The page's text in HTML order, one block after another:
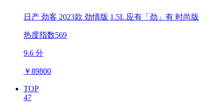
日产 劲客 2023款 劲情版 1.5L 应有「劲」有 时尚版
热度指数569
9.6 分
￥89800
TOP
47